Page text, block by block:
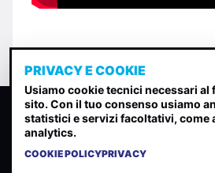
CLASSIFICA INDIE
Classifica per indice di gradimento
PRIVACY E COOKIE
Usiamo cookie tecnici necessari al
sito. Con il tuo consenso usiamo
statistici e servizi facoltativi, come
analytics.
COOKIE POLICYPRIVACY